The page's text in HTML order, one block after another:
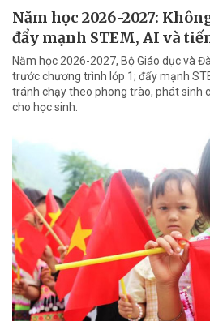
Năm học 2026-2027:
đẩy mạnh STEM, AI và
Năm học 2026-2027, Bộ Giáo dục và
trước chương trình lớp 1; đẩy mạnh
tránh chạy theo phong trào, phát sinh
cho học sinh.